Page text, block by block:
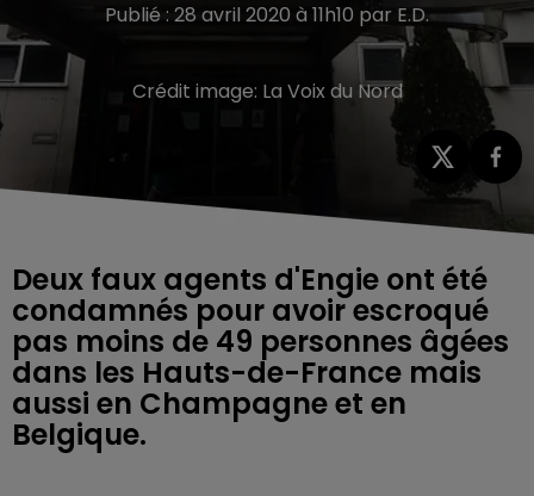
Publié : 28 avril 2020 à 11h10 par E.D.
Crédit image: La Voix du Nord
Deux faux agents d'Engie ont été
condamnés pour avoir escroqué
pas moins de 49 personnes âgées
dans les Hauts-de-France mais
aussi en Champagne et en
Belgique.